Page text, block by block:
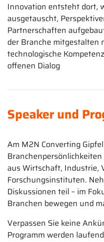
Innovation entsteht dort,
ausgetauscht,
Partnerschaften
der Branche mitgestalten
technologische
offenen Dialog
Speaker und
Am M2N Converting
aus Wirtschaft, Industrie,
Forschungsinstituten.
Diskussionen teil – im
Branchen bewegen und
Verpassen Sie keine
Programm werden